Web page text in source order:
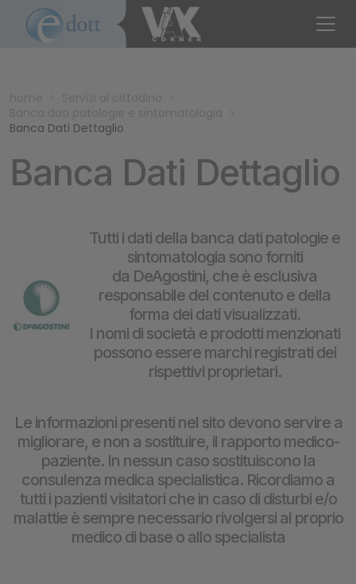
>
>
>
Banca Dati Dettaglio
Banca Dati Dettaglio
Tutti i dati della banca dati patologie e
sintomatologia sono forniti
da DeAgostini, che è esclusiva
responsabile del contenuto e della
forma dei dati visualizzati.
I nomi di società e prodotti menzionati
possono essere marchi registrati dei
rispettivi proprietari.
Le informazioni presenti nel sito devono servire a
migliorare, e non a sostituire, il rapporto medico-
paziente. In nessun caso sostituiscono la
consulenza medica specialistica. Ricordiamo a
tutti i pazienti visitatori che in caso di disturbi e/o
malattie è sempre necessario rivolgersi al proprio
medico di base o allo specialista